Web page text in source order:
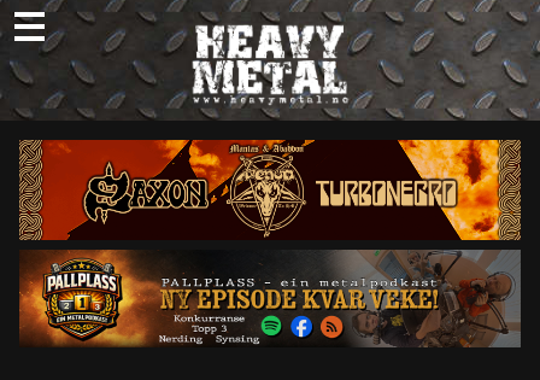
Skip
to
content
Nyheter
Omtaler
Intervjuer
Om oss
Abonner
Søk